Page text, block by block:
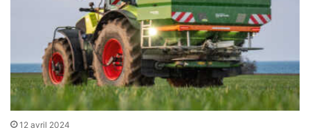
12 avril 2024